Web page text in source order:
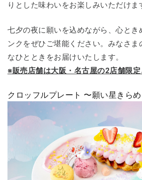
りとした味わいをお楽しみいただけま
七夕の夜に願いを込めながら、心とき
ンクをぜひご堪能ください。みなさま
なひとときをお届けいたします。
※販売店舗は大阪・名古屋の2店舗限定
クロッフルプレート 〜願い星きら